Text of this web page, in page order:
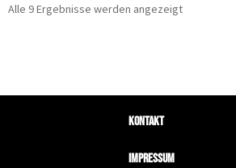
Alle 9 Ergebnisse werden angezeigt
Kontakt
Impressum